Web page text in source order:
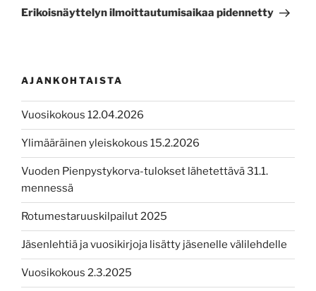
artikkeli
Erikoisnäyttelyn ilmoittautumisaikaa pidennetty
AJANKOHTAISTA
Vuosikokous 12.04.2026
Ylimääräinen yleiskokous 15.2.2026
Vuoden Pienpystykorva-tulokset lähetettävä 31.1.
mennessä
Rotumestaruuskilpailut 2025
Jäsenlehtiä ja vuosikirjoja lisätty jäsenelle välilehdelle
Vuosikokous 2.3.2025